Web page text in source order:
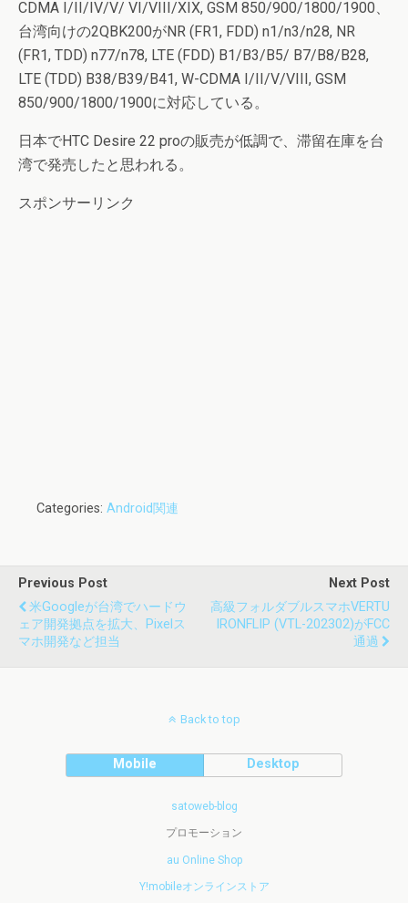
CDMA I/II/IV/V/ VI/VIII/XIX, GSM 850/900/1800/1900、
台湾向けの2QBK200がNR (FR1, FDD) n1/n3/n28, NR
(FR1, TDD) n77/n78, LTE (FDD) B1/B3/B5/ B7/B8/B28,
LTE (TDD) B38/B39/B41, W-CDMA I/II/V/VIII, GSM
850/900/1800/1900に対応している。
日本でHTC Desire 22 proの販売が低調で、滞留在庫を台
湾で発売したと思われる。
スポンサーリンク
Categories: Android関連
Previous Post
米Googleが台湾でハードウ
ェア開発拠点を拡大、Pixelス
マホ開発など担当
Next Post
高級フォルダブルスマホVERTU
IRONFLIP (VTL-202302)がFCC
通過
Back to top
Mobile Desktop
satoweb-blog
プロモーション
au Online Shop
Y!mobileオンラインストア